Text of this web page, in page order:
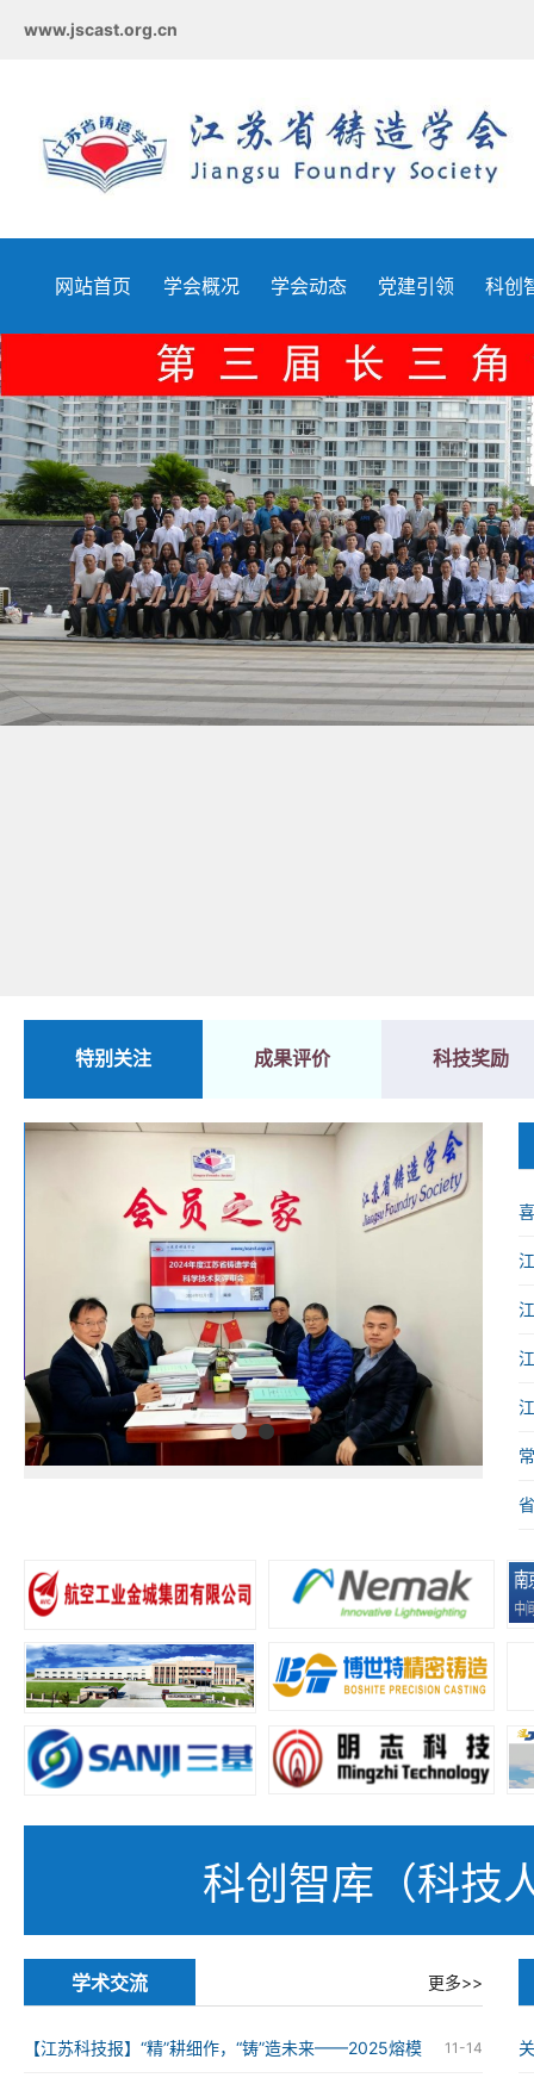
www.jscast.org.cn
网站首页 学会概况 学会动态 党建引领 科创
特别关注 成果评价 科技奖励
1 2
科创智库（科技
学术交流 更多>>
11-14
【江苏科技报】“精”耕细作，“铸”造未来——2025熔模